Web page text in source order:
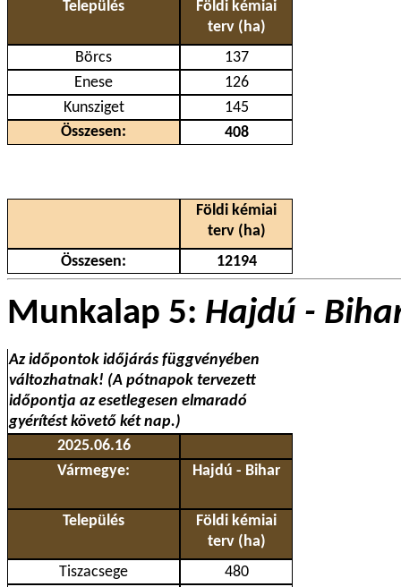
Település
Földi kémiai
terv (ha)
Börcs
137
Enese
126
Kunsziget
145
Összesen:
408
Földi kémiai
terv (ha)
Összesen:
12194
Munkalap 5: Hajdú -
Az időpontok időjárás függvényében
változhatnak! (A pótnapok tervezett
időpontja az esetlegesen elmaradó
gyérítést követő két nap.)
2025.06.16
Vármegye:
Hajdú - Bihar
Település
Földi kémiai
terv (ha)
Tiszacsege
480